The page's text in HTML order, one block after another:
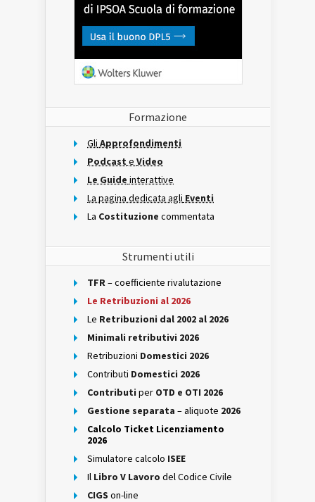
Formazione
Gli Approfondimenti
Podcast e Video
Le Guide interattive
La pagina dedicata agli Eventi
La Costituzione commentata
Strumenti utili
TFR– coefficiente rivalutazione
Le Retribuzioni al 2026
Le Retribuzioni dal 2002 al 2026
Minimali retributivi 2026
Retribuzioni Domestici 2026
Contributi Domestici 2026
Contributi per OTD e OTI 2026
Gestione separata – aliquote 2026
Calcolo Ticket Licenziamento
2026
Simulatore calcolo ISEE
Il Libro V Lavoro del Codice Civile
CIGS on-line